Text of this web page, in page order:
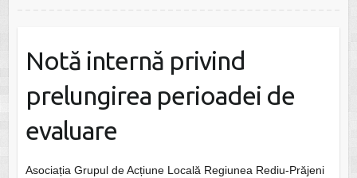
Notă internă privind
prelungirea perioadei de
evaluare
Asociația Grupul de Acțiune Locală Regiunea Rediu-Prăjeni